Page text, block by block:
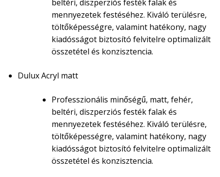
beltéri, diszperziós festék falak és
mennyezetek festéséhez. Kiváló terülésre,
töltőképességre, valamint hatékony, nagy
kiadósságot biztosító felvitelre optimalizált
összetétel és konzisztencia.
Dulux Acryl matt
Professzionális minőségű, matt, fehér,
beltéri, diszperziós festék falak és
mennyezetek festéséhez. Kiváló terülésre,
töltőképességre, valamint hatékony, nagy
kiadósságot biztosító felvitelre optimalizált
összetétel és konzisztencia.